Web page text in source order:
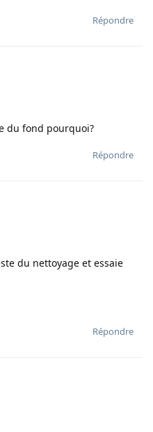
Répondre
du fond pourquoi?
Répondre
du nettoyage et essaie
Répondre